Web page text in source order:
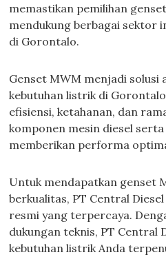
memastikan pemilihan
mendukung berbagai
di Gorontalo.
Genset MWM menjadi solusi
kebutuhan listrik di
efisiensi, ketahanan, dan
komponen mesin diesel
memberikan performa
Untuk mendapatkan genset
berkualitas, PT Central
resmi yang terpercaya.
dukungan teknis, PT Central
kebutuhan listrik Anda